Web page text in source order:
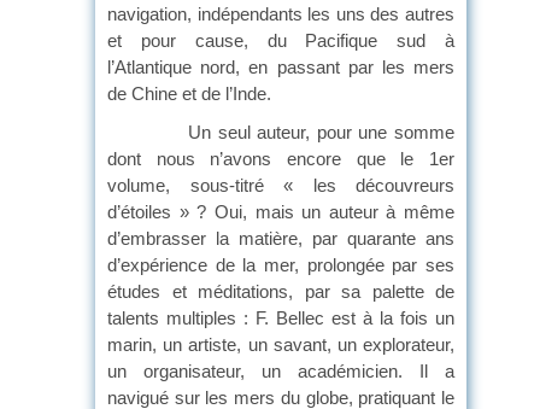
navigation, indépendants les uns des autres
et pour cause, du Pacifique sud à
l’Atlantique nord, en passant par les mers
de Chine et de l’Inde.
Un seul auteur, pour une somme
dont nous n’avons encore que le 1er
volume, sous-titré « les découvreurs
d’étoiles » ? Oui, mais un auteur à même
d’embrasser la matière, par quarante ans
d’expérience de la mer, prolongée par ses
études et méditations, par sa palette de
talents multiples : F. Bellec est à la fois un
marin, un artiste, un savant, un explorateur,
un organisateur, un académicien. Il a
navigué sur les mers du globe, pratiquant le